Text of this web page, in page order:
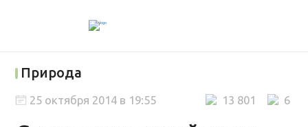
Природа
6
13 801
25 октября 2014 в 19:55